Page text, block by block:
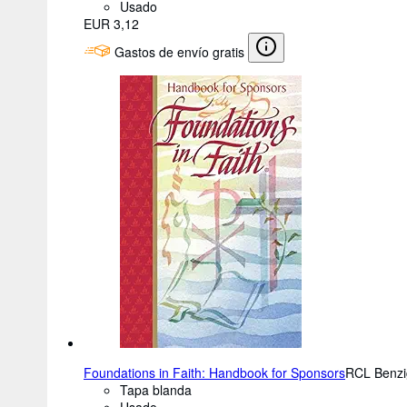
Usado
EUR 3,12
Gastos de envío gratis
Foundations in Faith: Handbook for SponsorsRCL
Tapa blanda